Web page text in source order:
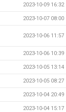
2023-10-09 16:32
2023-10-07 08:00
2023-10-06 11:57
2023-10-06 10:39
2023-10-05 13:14
2023-10-05 08:27
2023-10-04 20:49
2023-10-04 15:17